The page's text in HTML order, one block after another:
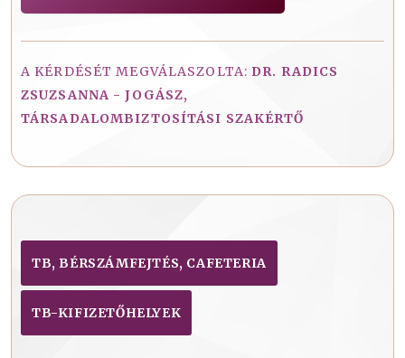
A KÉRDÉSÉT MEGVÁLASZOLTA: DR. RADICS
ZSUZSANNA - JOGÁSZ,
TÁRSADALOMBIZTOSÍTÁSI SZAKÉRTŐ
TB, BÉRSZÁMFEJTÉS, CAFETERIA
TB-KIFIZETŐHELYEK